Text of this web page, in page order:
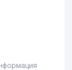
312 м